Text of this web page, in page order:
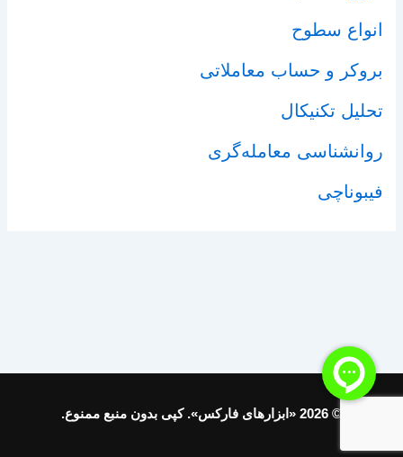
انواع سطوح
بروکر و حساب معاملاتی
تحلیل تکنیکال
روانشناسی معامله‌گری
فیبوناچی
© 2026 «ابزارهای فارکس». کپی بدون منبع ممنوع.